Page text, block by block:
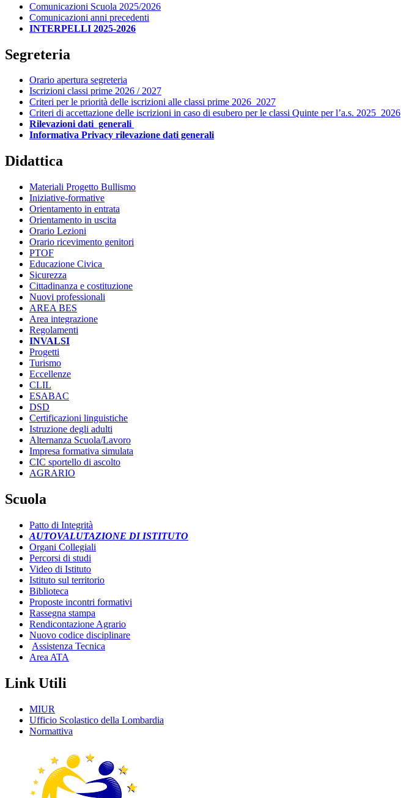
Comunicazioni Scuola 2025/2026
Comunicazioni anni precedenti
INTERPELLI 2025-2026
Segreteria
Orario apertura segreteria
Iscrizioni classi prime 2026 / 2027
Criteri per le priorità delle iscrizioni alle classi prime 2026_2027
Criteri di accettazione delle iscrizioni in caso di esubero per le classi Quinte per l’a.s. 2025_2026
Rilevazioni dati generali
Informativa Privacy rilevazione dati generali
Didattica
Materiali Progetto Bullismo
Iniziative-formative
Orientamento in entrata
Orientamento in uscita
Orario Lezioni
Orario ricevimento genitori
PTOF
Educazione Civica
Sicurezza
Cittadinanza e costituzione
Nuovi professionali
AREA BES
Area integrazione
Regolamenti
INVALSI
Progetti
Turismo
Eccellenze
CLIL
ESABAC
DSD
Certificazioni linguistiche
Istruzione degli adulti
Alternanza Scuola/Lavoro
Impresa formativa simulata
CIC sportello di ascolto
AGRARIO
Scuola
Patto di Integrità
AUTOVALUTAZIONE DI ISTITUTO
Organi Collegiali
Percorsi di studi
Video di Istituto
Istituto sul territorio
Biblioteca
Proposte incontri formativi
Rassegna stampa
Rendicontazione Agrario
Nuovo codice disciplinare
Assistenza Tecnica
Area ATA
Link Utili
MIUR
Ufficio Scolastico della Lombardia
Normattiva